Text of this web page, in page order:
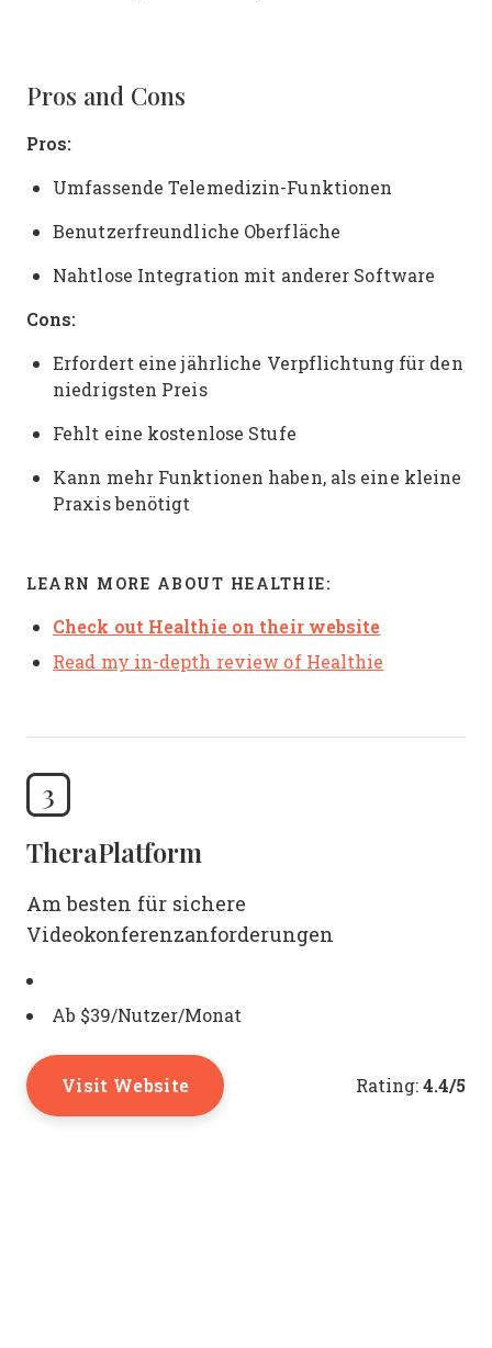
Pros and Cons
Pros:
Umfassende Telemedizin-Funktionen
Benutzerfreundliche Oberfläche
Nahtlose Integration mit anderer Software
Cons:
Erfordert eine jährliche Verpflichtung für den
niedrigsten Preis
Fehlt eine kostenlose Stufe
Kann mehr Funktionen haben, als eine kleine
Praxis benötigt
LEARN MORE ABOUT HEALTHIE:
Check out Healthie on their website
Read my in-depth review of Healthie
3
TheraPlatform
Am besten für sichere
Videokonferenzanforderungen
Ab $39/Nutzer/Monat
Visit Website Rating:4.4/5